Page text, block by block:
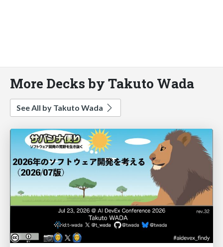
More Decks by Takuto Wada
See All by Takuto Wada